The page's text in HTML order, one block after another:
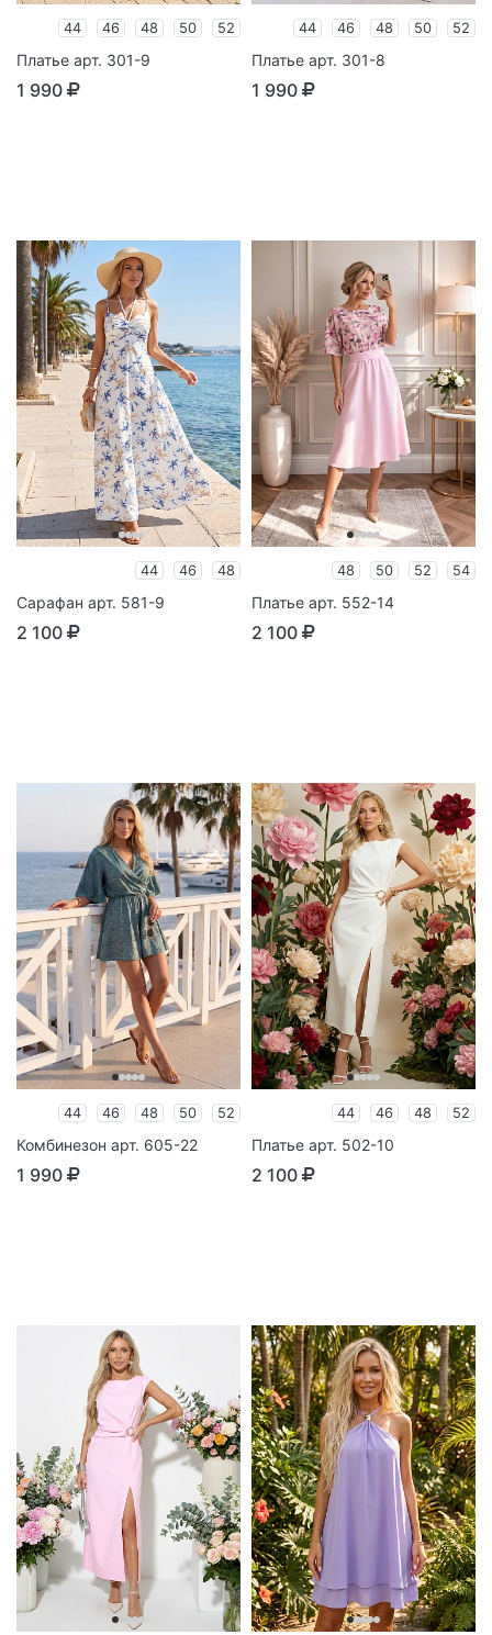
44 46 48 50 52
Платье арт. 301-9
1 990
44 46 48 50 52
Платье арт. 301-8
1 990
44 46 48
Сарафан арт. 581-9
2 100
48 50 52 54
Платье арт. 552-14
2 100
44 46 48 50 52
Комбинезон арт. 605-22
1 990
44 46 48 52
Платье арт. 502-10
2 100